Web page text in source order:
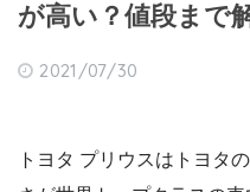
が高い？値段まで
2021/07/30
トヨタ プリウスはトヨタ